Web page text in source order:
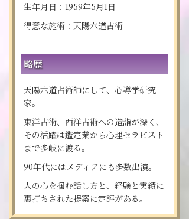
生年月日：1959年5月1日
得意な施術：天陽六道占術
略歴
天陽六道占術師にして、心導学研究
家。
東洋占術、西洋占術への造詣が深く、
その活躍は鑑定業から心理セラピスト
まで多岐に渡る。
90年代にはメディアにも多数出演。
人の心を掴む話し方と、経験と実績に
裏打ちされた提案に定評がある。